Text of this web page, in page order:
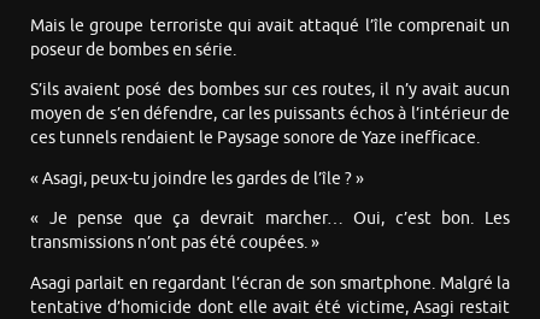
Mais le groupe terroriste qui avait attaqué l’île comprenait un
poseur de bombes en série.
S’ils avaient posé des bombes sur ces routes, il n’y avait aucun
moyen de s’en défendre, car les puissants échos à l’intérieur de
ces tunnels rendaient le Paysage sonore de Yaze inefficace.
« Asagi, peux-tu joindre les gardes de l’île ? »
« Je pense que ça devrait marcher… Oui, c’est bon. Les
transmissions n’ont pas été coupées. »
Asagi parlait en regardant l’écran de son smartphone. Malgré la
tentative d’homicide dont elle avait été victime, Asagi restait